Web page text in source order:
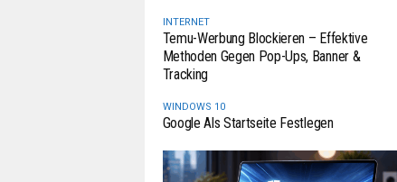
INTERNET
Temu-Werbung Blockieren – Effektive
Methoden Gegen Pop-Ups, Banner &
Tracking
WINDOWS 10
Google Als Startseite Festlegen